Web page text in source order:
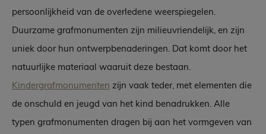
persoonlijkheid van de overledene weerspiegelen.
Duurzame grafmonumenten zijn milieuvriendelijk, en zijn
uniek door hun ontwerpbenaderingen. Dat komt door het
natuurlijke materiaal waaruit deze bestaan.
Kindergrafmonumenten zijn vaak teder, met elementen die
de onschuld en jeugd van het kind benadrukken. Alle
typen grafmonumenten dragen bij aan het vormgeven van